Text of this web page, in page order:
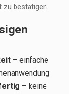
zu bestätigen.
– einfache
– keine